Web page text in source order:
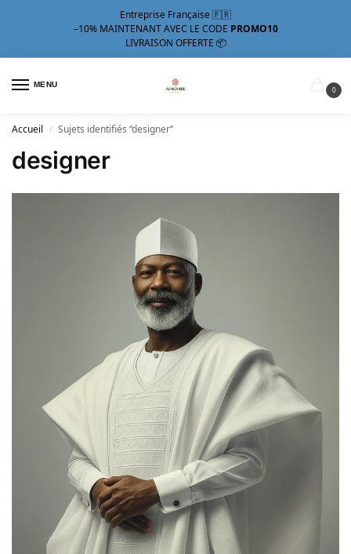
Entreprise Française 🇫🇷
–10% MAINTENANT AVEC LE CODE PROMO10
LIVRAISON OFFERTE 📦
MENU
0
Accueil / Sujets identifiés “designer”
designer